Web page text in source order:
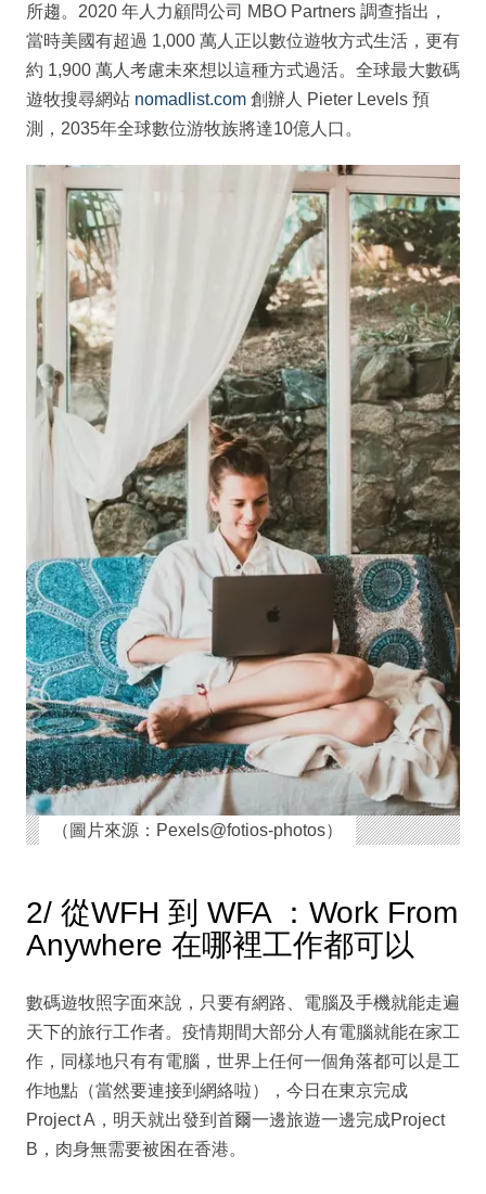
所趨。2020 年人力顧問公司 MBO Partners 調查指出，
當時美國有超過 1,000 萬人正以數位遊牧方式生活，更有
約 1,900 萬人考慮未來想以這種方式過活。全球最大數碼
遊牧搜尋網站 nomadlist.com 創辦人 Pieter Levels 預
測，2035年全球數位游牧族將達10億人口。
（圖片來源：Pexels@fotios-photos）
2/ 從WFH 到 WFA ：Work From
Anywhere 在哪裡工作都可以
數碼遊牧照字面來說，只要有網路、電腦及手機就能走遍
天下的旅行工作者。疫情期間大部分人有電腦就能在家工
作，同樣地只有有電腦，世界上任何一個角落都可以是工
作地點（當然要連接到網絡啦），今日在東京完成
Project A，明天就出發到首爾一邊旅遊一邊完成Project
B，肉身無需要被困在香港。